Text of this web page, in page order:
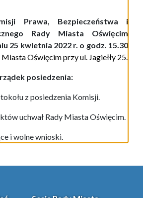
Prawa, Bezpieczeństwa i
Rady Miasta Oświęcim
25 kwietnia 2022 r. o godz. 15.30
Oświęcimprzy ul. Jagiełły 25.
posiedzenia:
u z posiedzenia Komisji.
uchwał Rady Miasta Oświęcim.
i wolne wnioski.